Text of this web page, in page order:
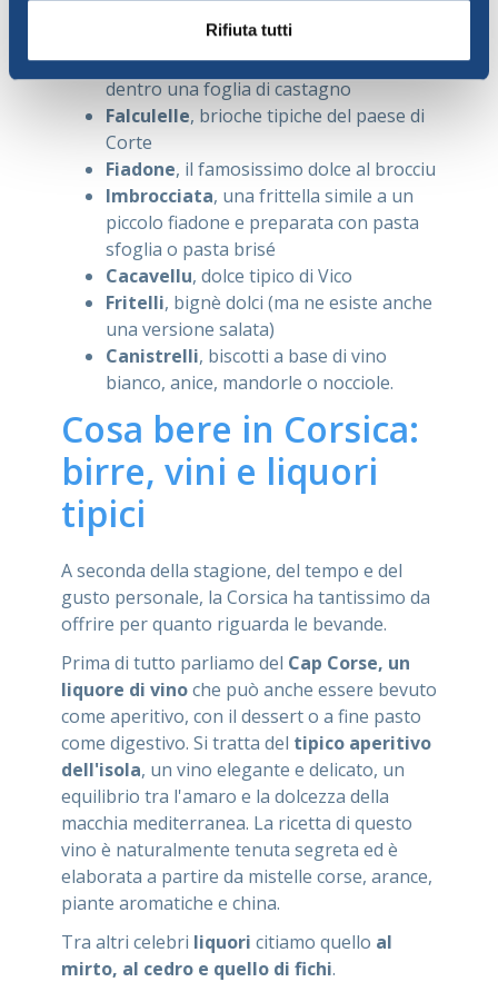
Rifiuta tutti
Pastizzu, dolce domenicale e piatto
“povero” a base di pane raffermo
Pisticcini, gallette cotte alla piastra
dentro una foglia di castagno
Falculelle, brioche tipiche del paese di
Corte
Fiadone, il famosissimo dolce al brocciu
Imbrocciata, una frittella simile a un
piccolo fiadone e preparata con pasta
sfoglia o pasta brisé
Cacavellu, dolce tipico di Vico
Fritelli, bignè dolci (ma ne esiste anche
una versione salata)
Canistrelli, biscotti a base di vino
bianco, anice, mandorle o nocciole.
Cosa bere in Corsica:
birre, vini e liquori
tipici
A seconda della stagione, del tempo e del
gusto personale, la Corsica ha tantissimo da
offrire per quanto riguarda le bevande.
Prima di tutto parliamo del Cap Corse, un
liquore di vinoche può anche essere bevuto
come aperitivo, con il dessert o a fine pasto
come digestivo. Si tratta del tipico aperitivo
dell'isola, un vino elegante e delicato, un
equilibrio tra l'amaro e la dolcezza della
macchia mediterranea. La ricetta di questo
vino è naturalmente tenuta segreta ed è
elaborata a partire da mistelle corse, arance,
piante aromatiche e china.
Tra altri celebri liquori citiamo quello al
mirto, al cedro e quello di fichi.